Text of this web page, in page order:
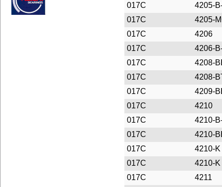
017C
4205-
017C
4205-
017C
4206
017C
4206-
017C
4208-
017C
4208-
017C
4209-
017C
4210
017C
4210-
017C
4210-
017C
4210-K
017C
4210-K
017C
4211